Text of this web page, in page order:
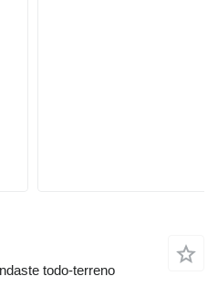
todo-terreno